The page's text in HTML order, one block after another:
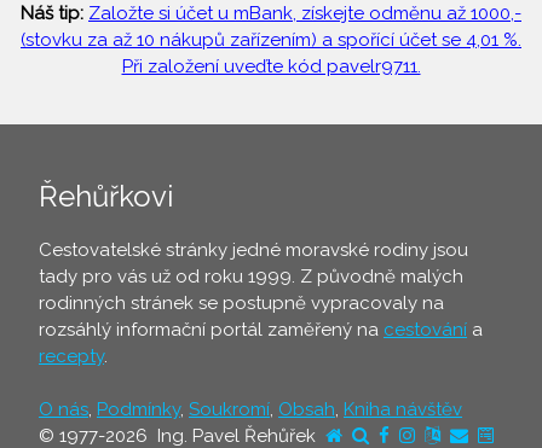
Náš tip: Založte si účet u mBank, získejte odměnu až 1000,-
(stovku za až 10 nákupů zařízením) a spořící účet se 4,01 %.
Při založení uveďte kód pavelr9711.
Řehůřkovi
Cestovatelské stránky jedné moravské rodiny jsou
tady pro vás už od roku 1999. Z původně malých
rodinných stránek se postupně vypracovaly na
rozsáhlý informační portál zaměřený na cestování a
recepty.
O nás, Podmínky, Soukromí, Obsah, Kniha návštěv
© 1977-2026 Ing. Pavel Řehůřek